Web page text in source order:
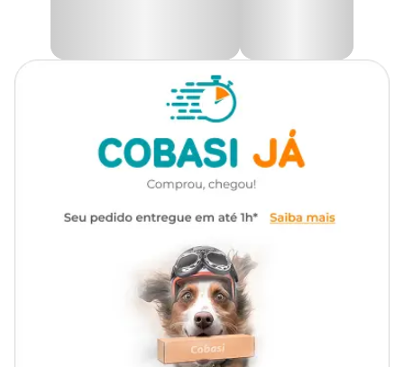
Marca LL Pet
Unissex
Osso Donut para Cachorros LL Pet com preço
especial e as maiores ofertas no site, App e nas lojas físicas. Confira!
Composição Básica